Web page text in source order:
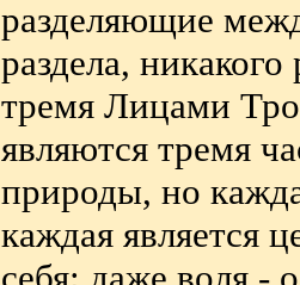
разделяющие
раздела,
тремя Лицами
являются тремя
природы, но
каждая является